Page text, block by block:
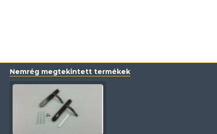
Nemrég megtekintett termékek